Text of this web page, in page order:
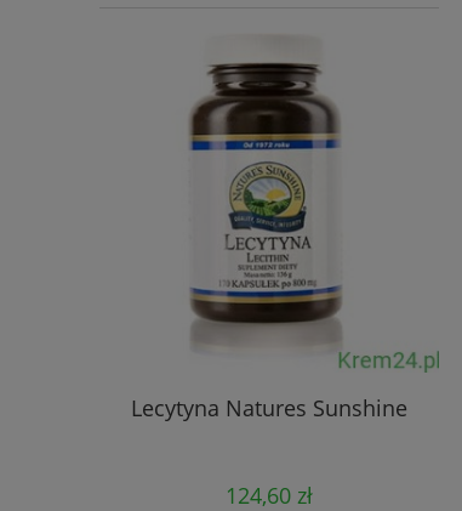
Lecytyna Natures Sunshine
124,60 zł